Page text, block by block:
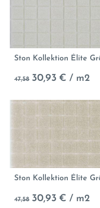
Ston Kollektion Élite
47,58 30,93 € / m2
Ston Kollektion Élite
47,58 30,93 € / m2